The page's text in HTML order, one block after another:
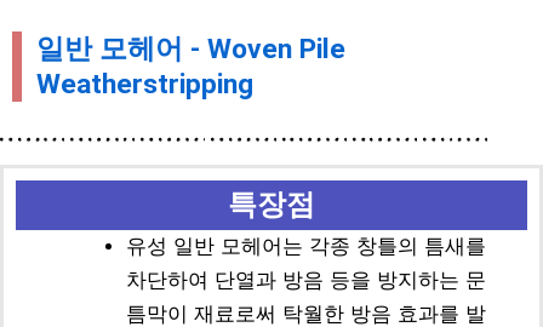
일반 모헤어 - Woven Pile
Weatherstripping
특장점
유성 일반 모헤어는 각종 창틀의 틈새를
차단하여 단열과 방음 등을 방지하는 문
틈막이 재료로써 탁월한 방음 효과를 발